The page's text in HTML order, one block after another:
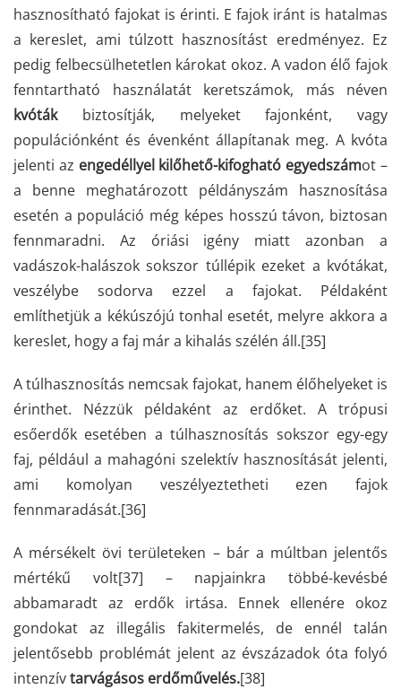
hasznosítható fajokat is érinti. E fajok iránt is hatalmas
a kereslet, ami túlzott hasznosítást eredményez. Ez
pedig felbecsülhetetlen károkat okoz. A vadon élő fajok
fenntartható használatát keretszámok, más néven
kvótákbiztosítják, melyeket fajonként, vagy
populációnként és évenként állapítanak meg. A kvóta
jelenti az engedéllyel kilőhető-kifogható egyedszámot –
a benne meghatározott példányszám hasznosítása
esetén a populáció még képes hosszú távon, biztosan
fennmaradni. Az óriási igény miatt azonban a
vadászok-halászok sokszor túllépik ezeket a kvótákat,
veszélybe sodorva ezzel a fajokat. Példaként
említhetjük a kékúszójú tonhal esetét, melyre akkora a
kereslet, hogy a faj már a kihalás szélén áll.[35]
A túlhasznosítás nemcsak fajokat, hanem élőhelyeket is
érinthet. Nézzük példaként az erdőket. A trópusi
esőerdők esetében a túlhasznosítás sokszor egy-egy
faj, például a mahagóni szelektív hasznosítását jelenti,
ami komolyan veszélyeztetheti ezen fajok
fennmaradását.[36]
A mérsékelt övi területeken – bár a múltban jelentős
mértékű volt[37] – napjainkra többé-kevésbé
abbamaradt az erdők irtása. Ennek ellenére okoz
gondokat az illegális fakitermelés, de ennél talán
jelentősebb problémát jelent az évszázadok óta folyó
intenzívtarvágásos erdőművelés.[38]